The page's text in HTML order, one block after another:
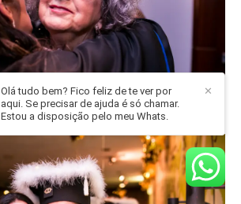
✕
Olá tudo bem? Fico feliz de te ver por
aqui. Se precisar de ajuda é só chamar.
Estou a disposição pelo meu Whats.